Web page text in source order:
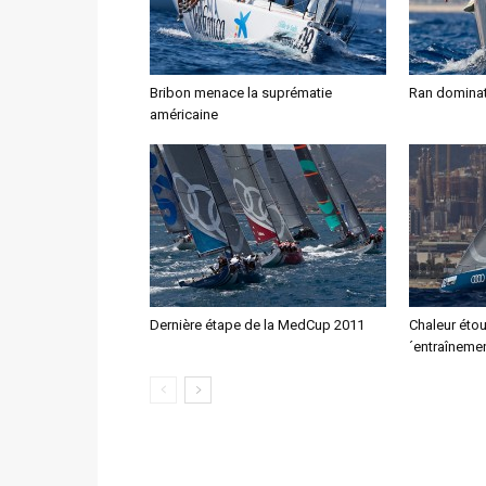
Bribon menace la suprématie
américaine
Ran
Dernière étape de la MedCup 2011
Chaleur